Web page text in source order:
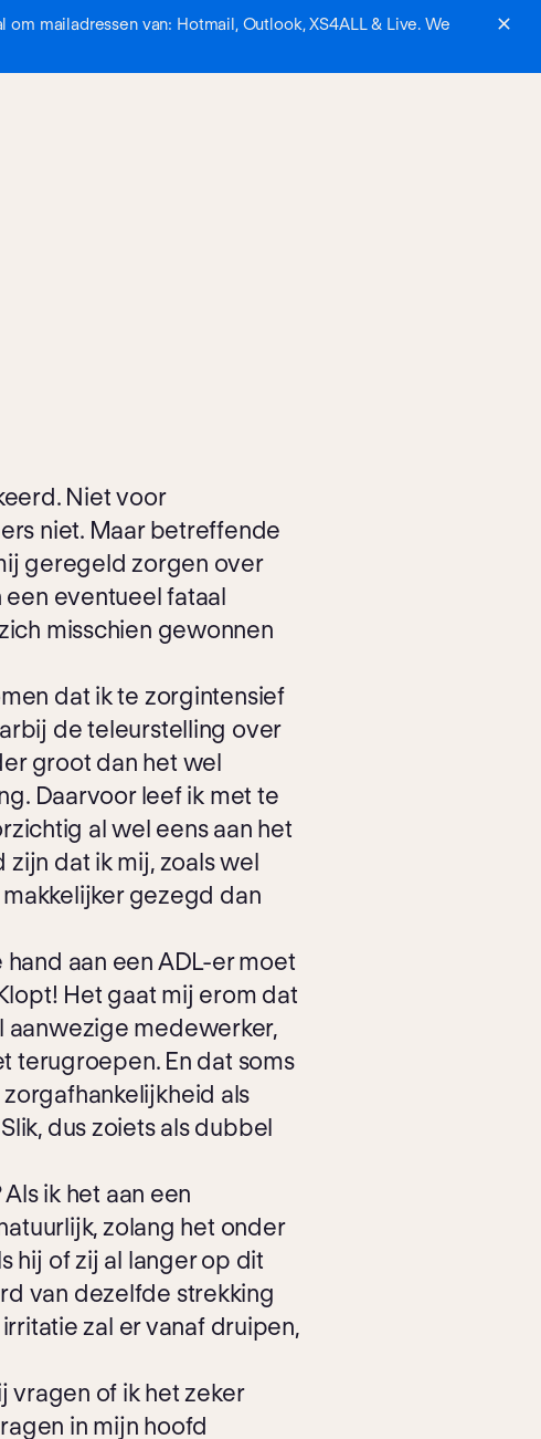
om mailadressen van: Hotmail, Outlook, XS4ALL & Live. We
Niet voor
niet. Maar betreffende
geregeld zorgen over
een eventueel fataal
misschien gewonnen
dat ik te zorgintensief
de teleurstelling over
groot dan het wel
Daarvoor leef ik met te
al wel eens aan het
dat ik mij, zoals wel
gezegd dan
aan een ADL-er moet
Het gaat mij erom dat
aanwezige medewerker,
terugroepen. En dat soms
als
dus zoiets als dubbel
ik het aan een
zolang het onder
hij of zij al langer op dit
van dezelfde strekking
zal er vanaf druipen,
vragen of ik het zeker
in mijn hoofd